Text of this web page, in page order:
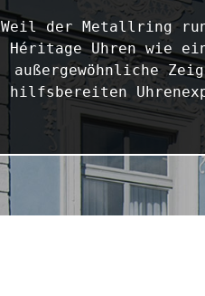
Weil der Metallring
Héritage Uhren wie
außergewöhnliche
hilfsbereiten